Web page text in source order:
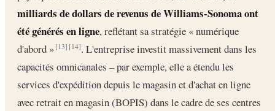
milliards de dollars de revenus de Williams-Sonoma ont
été générés en ligne, reflétant sa stratégie « numérique
d'abord »[13] [14]. L'entreprise investit massivement dans les
capacités omnicanales – par exemple, elle a étendu les
services d'expédition depuis le magasin et d'achat en ligne
avec retrait en magasin (BOPIS) dans le cadre de ses centres